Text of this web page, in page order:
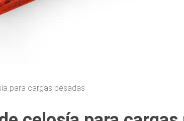
para cargas pesadas